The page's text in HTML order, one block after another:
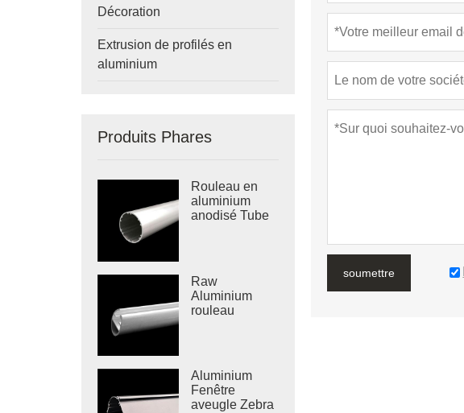
Décoration
Extrusion de profilés en
aluminium
Produits Phares
Rouleau en
aluminium
anodisé Tube
Raw
Aluminium
rouleau
Aluminium
Fenêtre
aveugle Zebra
soumettre